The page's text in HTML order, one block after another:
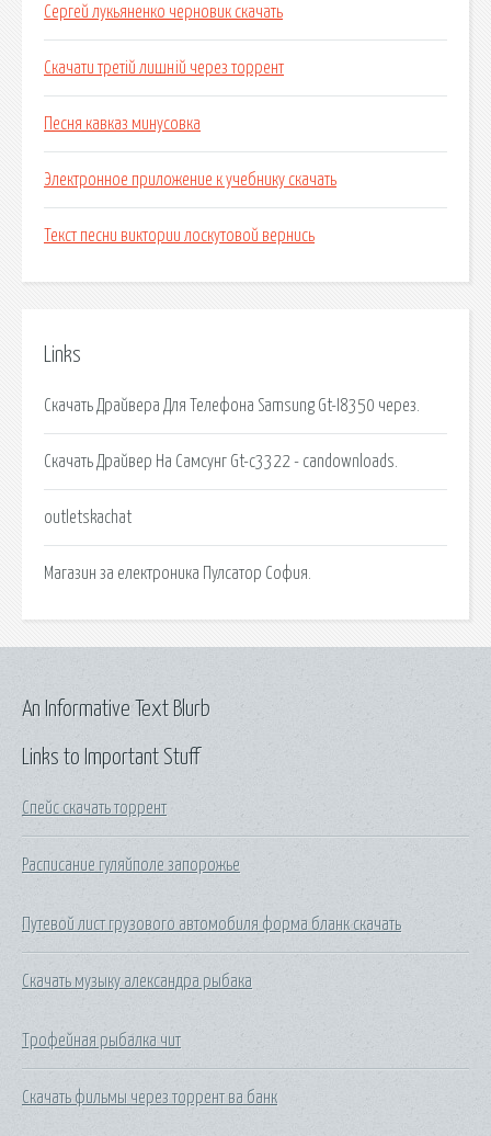
Сергей лукьяненко черновик скачать
Скачати третій лишній через торрент
Песня кавказ минусовка
Электронное приложение к учебнику скачать
Текст песни виктории лоскутовой вернись
Links
Скачать Драйвера Для Телефона Samsung Gt-I8350 через.
Скачать Драйвер На Самсунг Gt-c3322 - candownloads.
outletskachat
Магазин за електроника Пулсатор София.
Links to Important Stuff
Спейс скачать торрент
Расписание гуляйполе запорожье
Путевой лист грузового автомобиля форма бланк скачать
Скачать музыку александра рыбака
Трофейная рыбалка чит
Скачать фильмы через торрент ва банк
An Informative Text Blurb